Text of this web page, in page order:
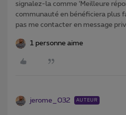
signalez-la comme ‘Meilleure
communauté en bénéficiera plus
pas me contacter en message
1 personne aime
jerome_032 AUTEUR